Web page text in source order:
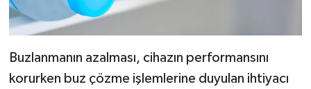
Buzlanmanın azalması, cihazın performansını
korurken buz çözme işlemlerine duyulan ihtiyacı